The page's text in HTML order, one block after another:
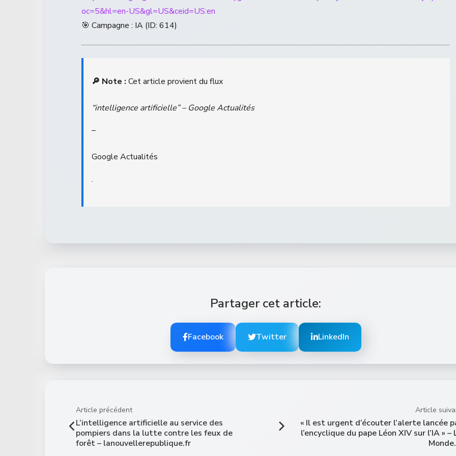
oc=5&hl=en-US&gl=US&ceid=US:en
🎯 Campagne : IA (ID: 614)
🔎 Note : Cet article provient du flux
“intelligence artificielle” – Google Actualités
–
Google Actualités
.
Partager cet article:
Facebook Twitter LinkedIn
Article précédent
L’intelligence artificielle au service des
pompiers dans la lutte contre les feux de
forêt – lanouvellerepublique.fr
Article
« Il est urgent d’écouter l’alerte lancée
l’encyclique du pape Léon XIV sur l’IA » –